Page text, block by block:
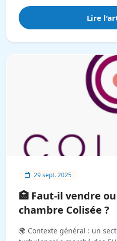
Lire
29 sept. 2025
🏥 Faut-il vendre
chambre Colisée ?
🌍 Contexte général : un